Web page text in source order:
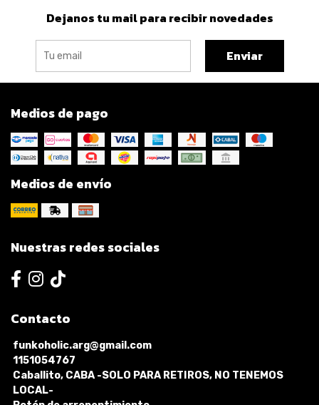
Dejanos tu mail para recibir novedades
Enviar
Medios de pago
Medios de envío
Nuestras redes sociales
Contacto
funkoholic.arg@gmail.com
1151054767
Caballito, CABA -SOLO PARA RETIROS, NO TENEMOS
LOCAL-